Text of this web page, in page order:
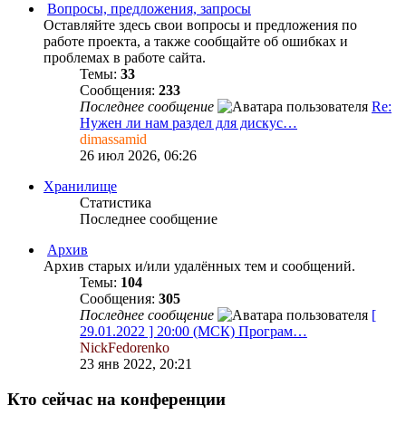
Вопросы, предложения, запросы
Оставляйте здесь свои вопросы и предложения по
работе проекта, а также сообщайте об ошибках и
проблемах в работе сайта.
Темы: 33
Сообщения: 233
Последнее сообщение
Re:
Нужен ли нам раздел для дискус…
dimassamid
26 июл 2026, 06:26
Хранилище
Статистика
Последнее сообщение
Архив
Архив старых и/или удалённых тем и сообщений.
Темы: 104
Сообщения: 305
Последнее сообщение
[
29.01.2022 ] 20:00 (МСК) Програм…
NickFedorenko
23 янв 2022, 20:21
Кто сейчас на конференции